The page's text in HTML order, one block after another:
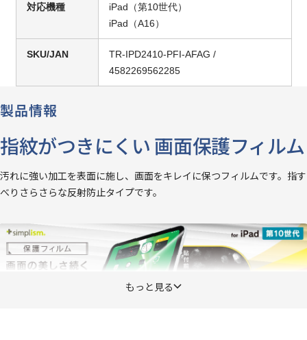
対応機種
iPad（第10世代）
iPad（A16）
SKU/JAN
TR-IPD2410-PFI-AFAG /
4582269562285
製品情報
指紋がつきにくい 画面保護フィルム
汚れに強い加工を表面に施し、画面をキレイに保つフィルムです。指す
べりさらさらな反射防止タイプです。
もっと見る